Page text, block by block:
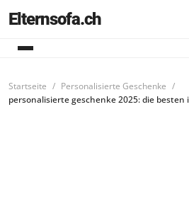
Elternsofa.ch
Startseite
Personalisierte Geschenke
personalisierte geschenke 2025: die